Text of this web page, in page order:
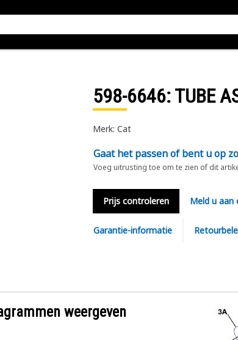
598-6646: TUBE
Merk: Cat
Gaat het passen of bent u op
Voeg uitrusting toe om te zien of dit
Prijs controleren Meld u aan
Garantie-informatie
weergeven